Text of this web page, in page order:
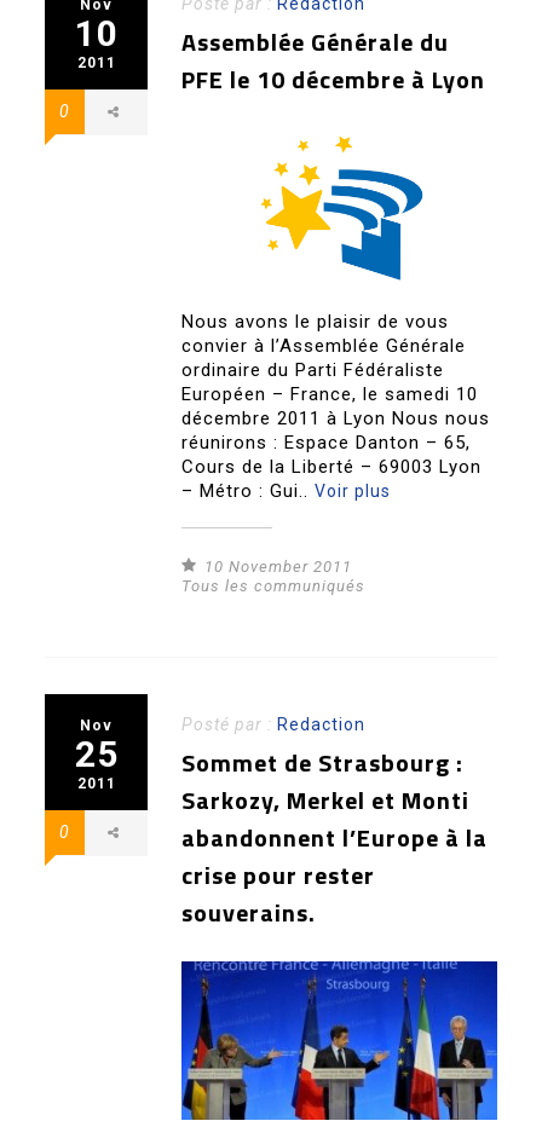
Nov
10
2011
0
Assemblée Générale du
PFE le 10 décembre à Lyon
Nous avons le plaisir de vous
convier à l’Assemblée Générale
ordinaire du Parti Fédéraliste
Européen – France, le samedi 10
décembre 2011 à Lyon Nous nous
réunirons : Espace Danton – 65,
Cours de la Liberté – 69003 Lyon
– Métro : Gui..Voir plus
10 November 2011
Tous les communiqués
Nov
25
2011
0
Posté par : Redaction
Sommet de Strasbourg :
Sarkozy, Merkel et Monti
abandonnent l’Europe à la
crise pour rester
souverains.